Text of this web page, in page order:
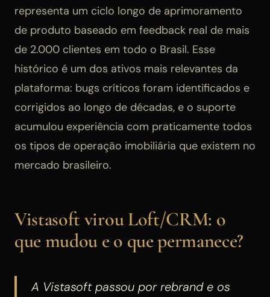
representa um ciclo longo de aprimoramento
de produto baseado em feedback real de mais
de 2.000 clientes em todo o Brasil. Esse
histórico é um dos ativos mais relevantes da
plataforma: bugs críticos foram identificados e
corrigidos ao longo de décadas, e o suporte
acumulou experiência com praticamente todos
os tipos de operação imobiliária que existem no
mercado brasileiro.
Vistasoft virou Loft/CRM: o
que mudou e o que permanece?
A Vistasoft passou por rebrand e os